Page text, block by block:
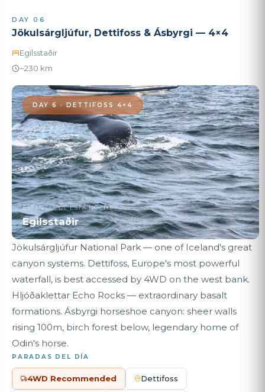
DAY 06
Jökulsárgljúfur, Dettifoss & Ásbyrgi — 4×4
Egilsstaðir
~230 km
DAY 6 · DETTIFOSS 4×4
ESTANCIA DE ESTA NOCHE
Egilsstaðir
Jökulsárgljúfur National Park — one of Iceland's great
canyon systems. Dettifoss, Europe's most powerful
waterfall, is best accessed by 4WD on the west bank.
Hljóðaklettar Echo Rocks — extraordinary basalt
formations. Ásbyrgi horseshoe canyon: sheer walls
rising 100m, birch forest below, legendary home of
Odin's horse.
PARADAS DEL DÍA
4WD Recommended Dettifoss